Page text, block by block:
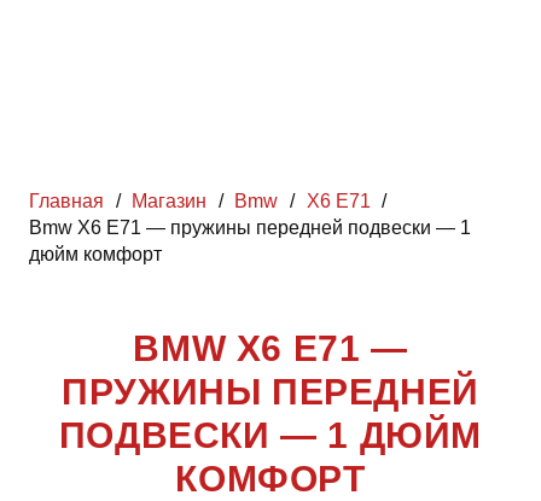
Главная / Магазин / Bmw / X6 E71 /
Bmw X6 E71 — пружины передней подвески — 1
дюйм комфорт
BMW X6 E71 —
ПРУЖИНЫ ПЕРЕДНЕЙ
ПОДВЕСКИ — 1 ДЮЙМ
КОМФОРТ